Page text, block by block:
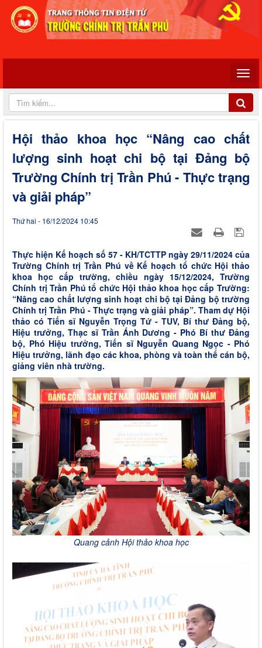
Hội thảo khoa học “Nâng cao chất
lượng sinh hoạt chi bộ tại Đảng bộ
Trường Chính trị Trần Phú - Thực trạng
và giải pháp”
Thứ hai - 16/12/2024 10:45
Thực hiện Kế hoạch số 57 - KH/TCTTP ngày 29/11/2024 của
Trường Chính trị Trần Phú về Kế hoạch tổ chức Hội thảo
khoa học cấp trường, chiều ngày 15/12/2024, Trường
Chính trị Trần Phú tổ chức Hội thảo khoa học cấp Trường:
“Nâng cao chất lượng sinh hoạt chi bộ tại Đảng bộ trường
Chính trị Trần Phú - Thực trạng và giải pháp”. Tham dự Hội
thảo có Tiến sĩ Nguyễn Trọng Tứ - TUV, Bí thư Đảng bộ,
Hiệu trưởng, Thạc sĩ Trần Ánh Dương - Phó Bí thư Đảng
bộ, Phó Hiệu trưởng, Tiến sĩ Nguyễn Quang Ngọc - Phó
Hiệu trưởng, lãnh đạo các khoa, phòng và toàn thể cán bộ,
giảng viên nhà trường.
Quang cảnh Hội thảo khoa học